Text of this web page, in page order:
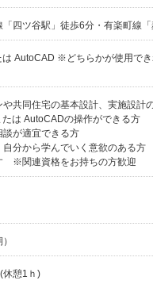
「四ツ谷駅」徒歩6分・有楽町線
は AutoCAD ※どちらかが使用で
共同住宅の基本設計、実施設計
は AutoCADの操作ができる方
が適宜できる方
分から学んでいく意欲のある方
※関連資格をお持ちの方歓迎
休憩1ｈ)